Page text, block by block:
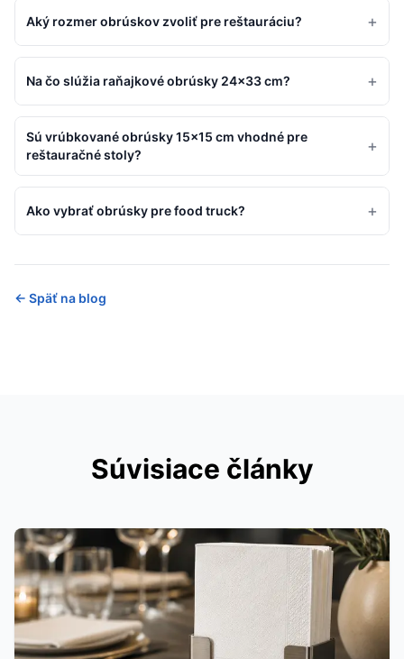
Aký rozmer obrúskov zvoliť pre reštauráciu? +
Na čo slúžia raňajkové obrúsky 24×33 cm? +
Sú vrúbkované obrúsky 15×15 cm vhodné pre
reštauračné stoly?
+
Ako vybrať obrúsky pre food truck? +
← Späť na blog
Súvisiace články